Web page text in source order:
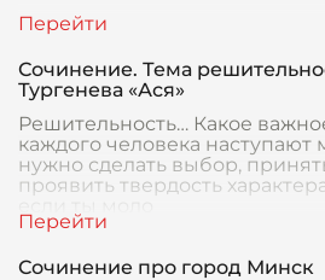
Сочинение. Тема
Тургенева «Ася»
Решительность… Какое
каждого человека наступают
нужно сделать выбор,
проявить твердость
Сочинение про город Минск